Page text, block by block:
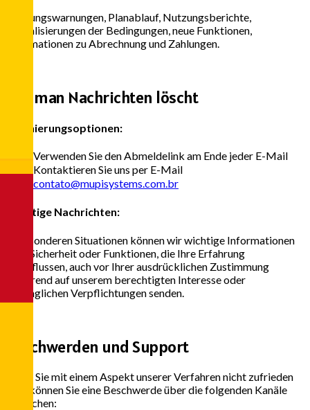
Nutzungswarnungen, Planablauf, Nutzungsberichte,
Aktualisierungen der Bedingungen, neue Funktionen,
Informationen zu Abrechnung und Zahlungen.
Wie man Nachrichten löscht
Stornierungsoptionen:
Verwenden Sie den Abmeldelink am Ende jeder E-Mail
Kontaktieren Sie uns per E-Mail
contato@mupisystems.com.br
Wichtige Nachrichten:
In besonderen Situationen können wir wichtige Informationen
über Sicherheit oder Funktionen, die Ihre Erfahrung
beeinflussen, auch vor Ihrer ausdrücklichen Zustimmung
basierend auf unserem berechtigten Interesse oder
vertraglichen Verpflichtungen senden.
Beschwerden und Support
Wenn Sie mit einem Aspekt unserer Verfahren nicht zufrieden
sind, können Sie eine Beschwerde über die folgenden Kanäle
einreichen: